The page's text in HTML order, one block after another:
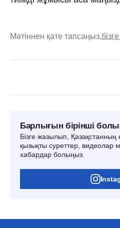
Мәтіннен қате тапсаңыз,
Барлығын бірінші
Бізге жазылып, Қазақстанның
қызықты суреттер, видеолар
хабардар болыңыз.